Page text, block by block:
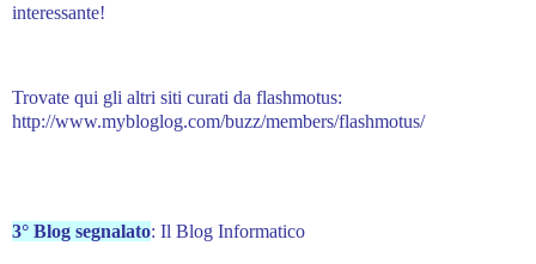
interessante!
Trovate qui gli altri siti curati da flashmotus:
http://www.mybloglog.com/buzz/members/flashmotus/
3° Blog segnalato: Il Blog Informatico